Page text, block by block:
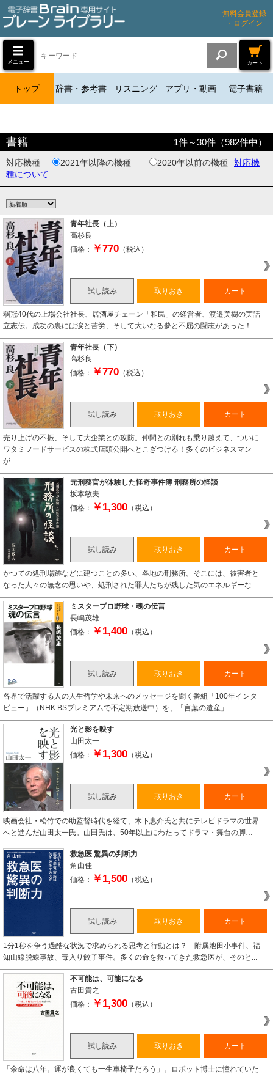
無料会員登録
・ログイン
メニュー カート
トップ 辞書・参考書 リスニング アプリ・動画 電子書籍
書籍 1件～30件（982件中）
対応機種 2021年以降の機種 2020年以前の機種
対応機
種について
青年社長（上）
高杉良
価格：
￥770 （税込）
試し読み 取りおき カート
弱冠40代の上場会社社長、居酒屋チェーン「和民」の経営者、渡邉美樹の実話
立志伝。成功の裏には涙と苦労、そして大いなる夢と不屈の闘志があった！…
青年社長（下）
高杉良
価格：
￥770 （税込）
試し読み 取りおき カート
売り上げの不振、そして大企業との攻防。仲間との別れも乗り越えて、ついに
ワタミフードサービスの株式店頭公開へとこぎつける！多くのビジネスマン
が…
元刑務官が体験した怪奇事件簿 刑務所の怪談
坂本敏夫
価格：
￥1,300 （税込）
試し読み 取りおき カート
かつての処刑場跡などに建つことの多い、各地の刑務所。そこには、被害者と
なった人々の無念の思いや、処刑された罪人たちが残した気のエネルギーな…
ミスタープロ野球・魂の伝言
長嶋茂雄
価格：
￥1,400 （税込）
試し読み 取りおき カート
各界で活躍する人の人生哲学や未来へのメッセージを聞く番組「100年インタ
ビュー」（NHK BSプレミアムで不定期放送中）を、「言葉の遺産」…
光と影を映す
山田太一
価格：
￥1,300 （税込）
試し読み 取りおき カート
映画会社・松竹での助監督時代を経て、木下惠介氏と共にテレビドラマの世界
へと進んだ山田太一氏。山田氏は、50年以上にわたってドラマ・舞台の脚…
救急医 驚異の判断力
角由佳
価格：
￥1,500 （税込）
試し読み 取りおき カート
1分1秒を争う過酷な状況で求められる思考と行動とは？ 附属池田小事件、福
知山線脱線事故、毒入り餃子事件。多くの命を救ってきた救急医が、そのと...
不可能は、可能になる
古田貴之
価格：
￥1,300 （税込）
試し読み 取りおき カート
「余命は八年。運が良くても一生車椅子だろう」。ロボット博士に憧れていた